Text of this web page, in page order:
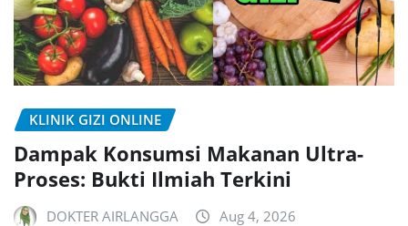
KLINIK GIZI ONLINE
Dampak Konsumsi Makanan Ultra-
Proses: Bukti Ilmiah Terkini
DOKTER AIRLANGGA Aug 4, 2026